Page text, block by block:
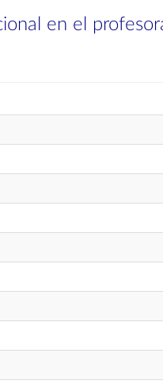
en el